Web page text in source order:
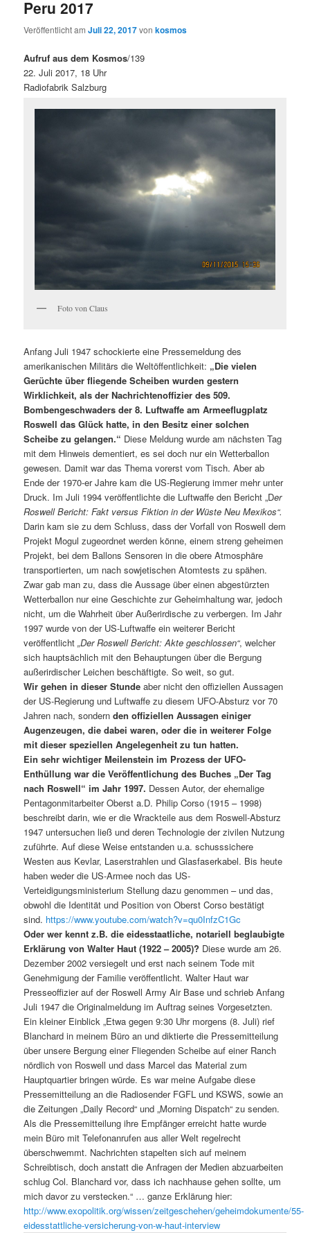
Peru 2017
Veröffentlicht amJuli 22, 2017vonkosmos
Aufruf aus dem Kosmos/139
22. Juli 2017, 18 Uhr
Radiofabrik Salzburg
Foto von Claus
Anfang Juli 1947 schockierte eine Pressemeldung des
amerikanischen Militärs die Weltöffentlichkeit: „Die vielen
Gerüchte über fliegende Scheiben wurden gestern
Wirklichkeit, als der Nachrichtenoffizier des 509.
Bombengeschwaders der 8. Luftwaffe am Armeeflugplatz
Roswell das Glück hatte, in den Besitz einer solchen
Scheibe zu gelangen.“ Diese Meldung wurde am nächsten Tag
mit dem Hinweis dementiert, es sei doch nur ein Wetterballon
gewesen. Damit war das Thema vorerst vom Tisch. Aber ab
Ende der 1970-er Jahre kam die US-Regierung immer mehr unter
Druck. Im Juli 1994 veröffentlichte die Luftwaffe den Bericht „Der
Roswell Bericht: Fakt versus Fiktion in der Wüste Neu Mexikos“.
Darin kam sie zu dem Schluss, dass der Vorfall von Roswell dem
Projekt Mogul zugeordnet werden könne, einem streng geheimen
Projekt, bei dem Ballons Sensoren in die obere Atmosphäre
transportierten, um nach sowjetischen Atomtests zu spähen.
Zwar gab man zu, dass die Aussage über einen abgestürzten
Wetterballon nur eine Geschichte zur Geheimhaltung war, jedoch
nicht, um die Wahrheit über Außerirdische zu verbergen. Im Jahr
1997 wurde von der US-Luftwaffe ein weiterer Bericht
veröffentlicht „Der Roswell Bericht: Akte geschlossen“, welcher
sich hauptsächlich mit den Behauptungen über die Bergung
außerirdischer Leichen beschäftigte. So weit, so gut.
Wir gehen in dieser Stunde aber nicht den offiziellen Aussagen
der US-Regierung und Luftwaffe zu diesem UFO-Absturz vor 70
Jahren nach, sondernden offiziellen Aussagen einiger
Augenzeugen, die dabei waren, oder die in weiterer Folge
mit dieser speziellen Angelegenheit zu tun hatten.
Ein sehr wichtiger Meilenstein im Prozess der UFO-
Enthüllung war die Veröffentlichung des Buches „Der Tag
nach Roswell“ im Jahr 1997. Dessen Autor, der ehemalige
Pentagonmitarbeiter Oberst a.D. Philip Corso (1915 – 1998)
beschreibt darin, wie er die Wrackteile aus dem Roswell-Absturz
1947 untersuchen ließ und deren Technologie der zivilen Nutzung
zuführte. Auf diese Weise entstanden u.a. schusssichere
Westen aus Kevlar, Laserstrahlen und Glasfaserkabel. Bis heute
haben weder die US-Armee noch das US-
Verteidigungsministerium Stellung dazu genommen – und das,
obwohl die Identität und Position von Oberst Corso bestätigt
sind. https://www.youtube.com/watch?v=qu0InfzC1Gc
Oder wer kennt z.B. die eidesstaatliche, notariell beglaubigte
Erklärung von Walter Haut (1922 – 2005)? Diese wurde am 26.
Dezember 2002 versiegelt und erst nach seinem Tode mit
Genehmigung der Familie veröffentlicht. Walter Haut war
Presseoffizier auf der Roswell Army Air Base und schrieb Anfang
Juli 1947 die Originalmeldung im Auftrag seines Vorgesetzten.
Ein kleiner Einblick „Etwa gegen 9:30 Uhr morgens (8. Juli) rief
Blanchard in meinem Büro an und diktierte die Pressemitteilung
über unsere Bergung einer Fliegenden Scheibe auf einer Ranch
nördlich von Roswell und dass Marcel das Material zum
Hauptquartier bringen würde. Es war meine Aufgabe diese
Pressemitteilung an die Radiosender FGFL und KSWS, sowie an
die Zeitungen „Daily Record“ und „Morning Dispatch“ zu senden.
Als die Pressemitteilung ihre Empfänger erreicht hatte wurde
mein Büro mit Telefonanrufen aus aller Welt regelrecht
überschwemmt. Nachrichten stapelten sich auf meinem
Schreibtisch, doch anstatt die Anfragen der Medien abzuarbeiten
schlug Col. Blanchard vor, dass ich nachhause gehen sollte, um
mich davor zu verstecken.“ … ganze Erklärung hier:
http://www.exopolitik.org/wissen/zeitgeschehen/geheimdokumente/55-
eidesstattliche-versicherung-von-w-haut-interview